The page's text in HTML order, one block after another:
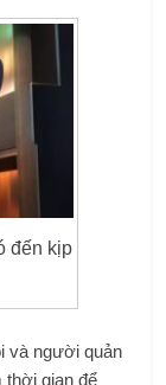
đến kịp
và người quản
thời gian để